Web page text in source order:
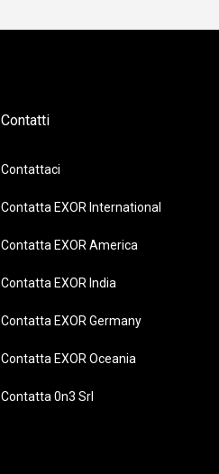
Contatti
Contattaci
Contatta EXOR International
Contatta EXOR America
Contatta EXOR India
Contatta EXOR Germany
Contatta EXOR Oceania
Contatta 0n3 Srl